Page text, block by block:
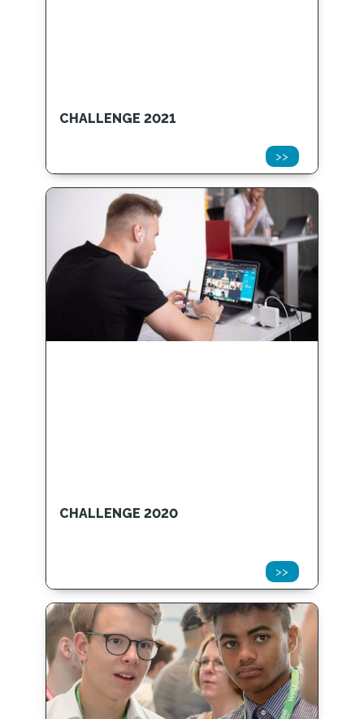
CHALLENGE 2021
>>
CHALLENGE 2020
>>